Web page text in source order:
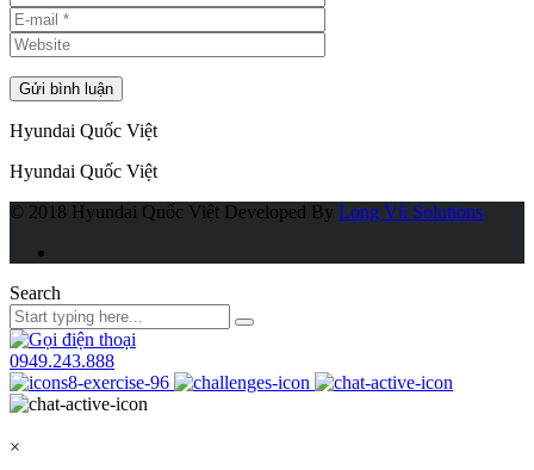
Hyundai Quốc Việt
Hyundai Quốc Việt
© 2018 Hyundai Quốc Việt Developed By Long Vũ Solutions
Search
0949.243.888
×